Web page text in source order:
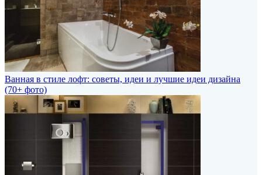
Ванная в стиле лофт: советы, идеи и лучшие идеи дизайна
(70+ фото)